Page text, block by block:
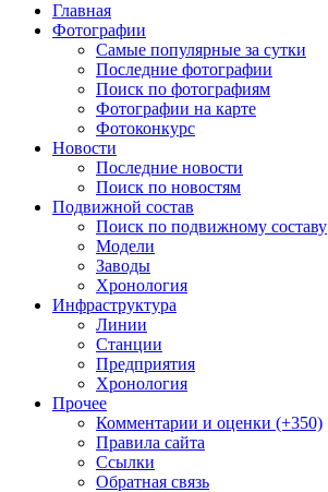
Главная
Фотографии
Cамые популярные за сутки
Последние фотографии
Поиск по фотографиям
Фотографии на карте
Фотоконкурс
Новости
Последние новости
Поиск по новостям
Подвижной состав
Поиск по подвижному составу
Модели
Заводы
Хронология
Инфраструктура
Линии
Станции
Предприятия
Хронология
Прочее
Комментарии и оценки (+350)
Правила сайта
Ссылки
Обратная связь